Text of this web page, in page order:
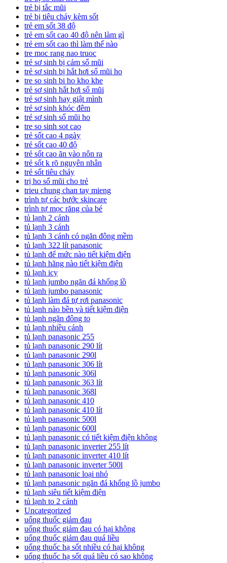
trẻ bị tắc mũi
trẻ bị tiêu chảy kèm sốt
trẻ em sốt 38 độ
trẻ em sốt cao 40 độ nên làm gì
trẻ em sốt cao thì làm thế nào
tre moc rang nao truoc
trẻ sơ sinh bị cảm sổ mũi
trẻ sơ sinh bị hắt hơi sổ mũi ho
tre so sinh bi ho kho khe
trẻ sơ sinh hắt hơi sổ mũi
trẻ sơ sinh hay giật mình
trẻ sơ sinh khóc đêm
trẻ sơ sinh sổ mũi ho
tre so sinh sot cao
trẻ sốt cao 4 ngày
trẻ sốt cao 40 độ
trẻ sốt cao ăn vào nôn ra
trẻ sốt k rõ nguyên nhân
trẻ sốt tiêu chảy
trị ho sổ mũi cho trẻ
trieu chung chan tay mieng
trình tự các bước skincare
trình tự mọc răng của bé
tủ lạnh 2 cánh
tủ lạnh 3 cánh
tủ lạnh 3 cánh có ngăn đông mềm
tủ lạnh 322 lít panasonic
tủ lạnh để mức nào tiết kiệm điện
tủ lạnh hãng nào tiết kiệm điện
tủ lạnh icy
tủ lạnh jumbo ngăn đá khổng lồ
tủ lạnh jumbo panasonic
tủ lạnh làm đá tự rơi panasonic
tủ lạnh nào bền và tiết kiệm điện
tủ lạnh ngăn đông to
tủ lạnh nhiều cánh
tủ lạnh panasonic 255
tủ lạnh panasonic 290 lít
tủ lạnh panasonic 290l
tủ lạnh panasonic 306 lít
tủ lạnh panasonic 306l
tủ lạnh panasonic 363 lít
tủ lạnh panasonic 368l
tủ lạnh panasonic 410
tủ lạnh panasonic 410 lít
tủ lạnh panasonic 500l
tủ lạnh panasonic 600l
tủ lạnh panasonic có tiết kiệm điện không
tủ lạnh panasonic inverter 255 lít
tủ lạnh panasonic inverter 410 lít
tủ lạnh panasonic inverter 500l
tủ lạnh panasonic loại nhỏ
tủ lạnh panasonic ngăn đá khổng lồ jumbo
tủ lạnh siêu tiết kiệm điện
tủ lạnh to 2 cánh
Uncategorized
uống thuốc giảm đau
uống thuốc giảm đau có hại không
uống thuốc giảm đau quá liều
uống thuốc hạ sốt nhiều có hại không
uống thuốc hạ sốt quá liều có sao không